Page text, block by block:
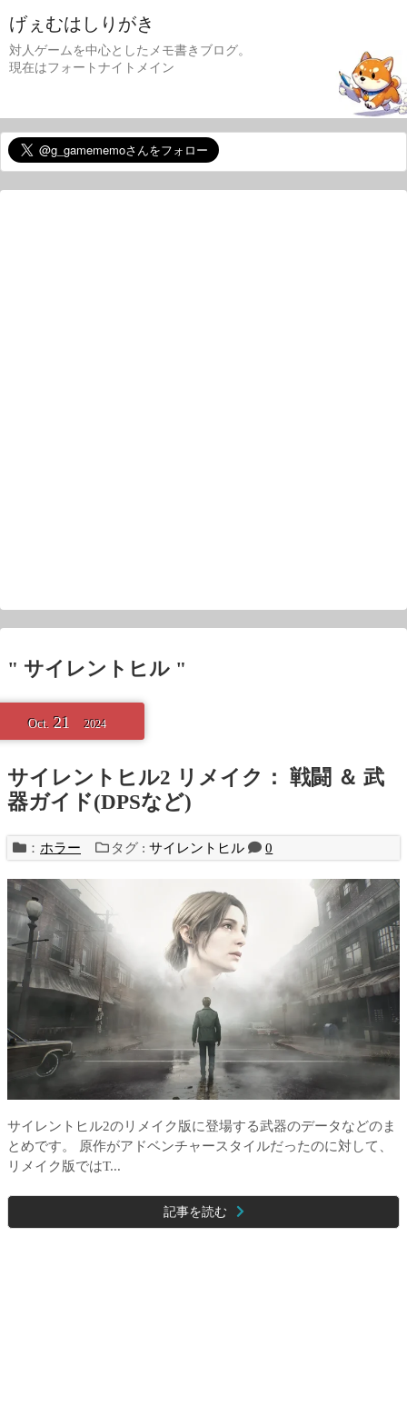
げぇむはしりがき
対人ゲームを中心としたメモ書きブログ。
現在はフォートナイトメイン
" サイレントヒル "
Oct. 21 2024
サイレントヒル2 リメイク： 戦闘 ＆ 武
器ガイド(DPSなど)
： ホラー タグ :サイレントヒル 0
サイレントヒル2のリメイク版に登場する武器のデータなどのま
とめです。 原作がアドベンチャースタイルだったのに対して、
リメイク版ではT...
記事を読む